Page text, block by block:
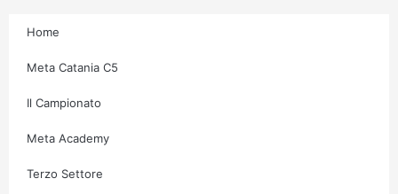
Home
Meta Catania C5
Il Campionato
Meta Academy
Terzo Settore